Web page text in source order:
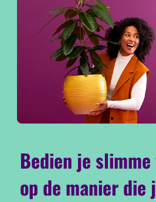
Bedien je
op de manier die